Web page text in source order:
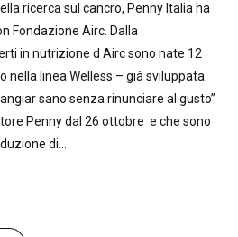
ricerca sul cancro, Penny Italia ha
Fondazione Airc. Dalla
in nutrizione d Airc sono nate 12
nella linea Welless – già sviluppata
sano senza rinunciare al gusto”
Penny dal 26 ottobre e che sono
di...